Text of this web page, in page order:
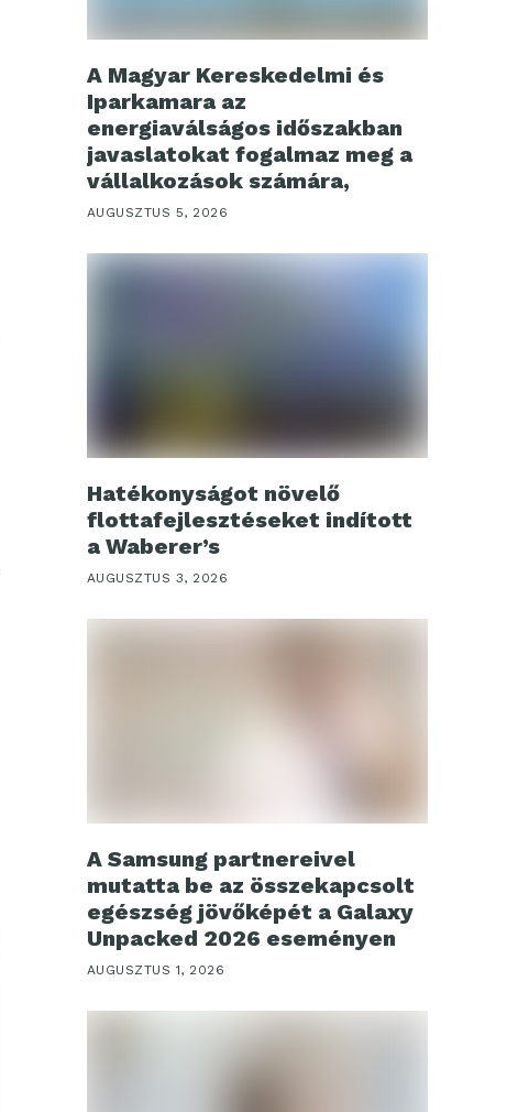
A Magyar Kereskedelmi és
Iparkamara az
energiaválságos időszakban
javaslatokat fogalmaz meg a
vállalkozások számára,
AUGUSZTUS 5, 2026
Hatékonyságot növelő
flottafejlesztéseket indított
a Waberer’s
AUGUSZTUS 3, 2026
A Samsung partnereivel
mutatta be az összekapcsolt
egészség jövőképét a Galaxy
Unpacked 2026 eseményen
AUGUSZTUS 1, 2026